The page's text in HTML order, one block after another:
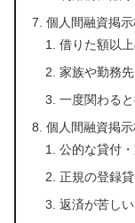
個人間融資掲
借りた額以
家族や勤務
一度関わる
個人間融資掲
公的な貸付
正規の登録
返済が苦し